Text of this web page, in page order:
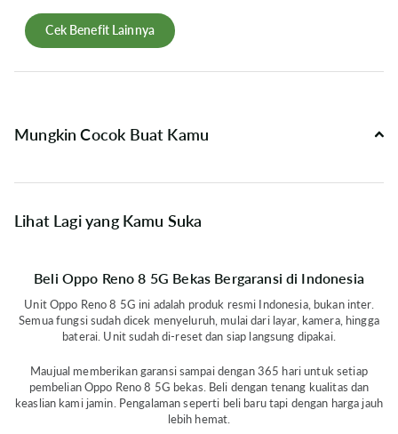
Cek Benefit Lainnya
Mungkin Cocok Buat Kamu
Lihat Lagi yang Kamu Suka
Beli Oppo Reno 8 5G Bekas Bergaransi di Indonesia
Unit Oppo Reno 8 5G ini adalah produk resmi Indonesia, bukan inter.
Semua fungsi sudah dicek menyeluruh, mulai dari layar, kamera, hingga
baterai. Unit sudah di-reset dan siap langsung dipakai.
Maujual memberikan garansi sampai dengan 365 hari untuk setiap
pembelian Oppo Reno 8 5G bekas. Beli dengan tenang kualitas dan
keaslian kami jamin. Pengalaman seperti beli baru tapi dengan harga jauh
lebih hemat.